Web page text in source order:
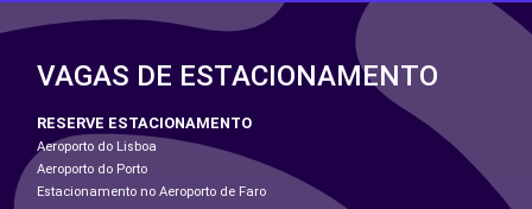
VAGAS DE ESTACIONAMENTO
RESERVE ESTACIONAMENTO
Aeroporto do Lisboa
Aeroporto do Porto
Estacionamento no Aeroporto de Faro